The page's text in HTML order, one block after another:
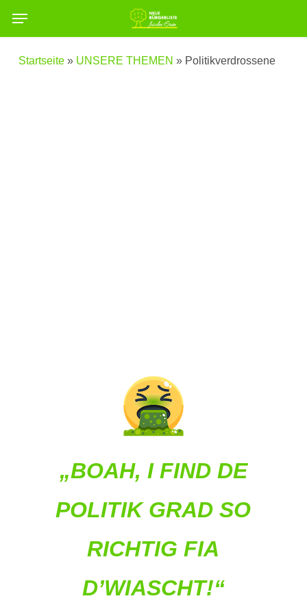
content
Menu
Startseite» UNSERE THEMEN » Politikverdrossene
„BOAH, I FIND DE
POLITIK GRAD SO
RICHTIG FIA
D’WIASCHT!“